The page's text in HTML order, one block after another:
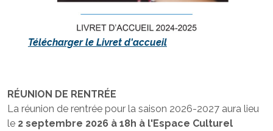
Télécharger le Livret d'accueil
RÉUNION DE RENTRÉE
La réunion de rentrée pour la saison 2026-2027 aura lieu
le 2 septembre 2026 à 18h à l'Espace Culturel